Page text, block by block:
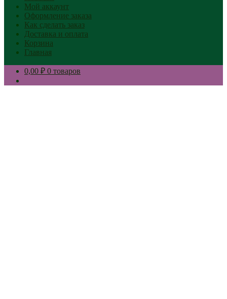
Мой аккаунт
Оформление заказа
Как сделать заказ
Доставка и оплата
Корзина
Главная
0,00 ₽ 0 товаров